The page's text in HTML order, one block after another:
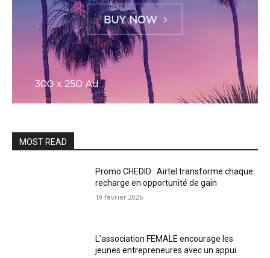
MOST READ
Promo CHEDID : Airtel transforme chaque
recharge en opportunité de gain
19 février 2026
L’association FEMALE encourage les
jeunes entrepreneures avec un appui